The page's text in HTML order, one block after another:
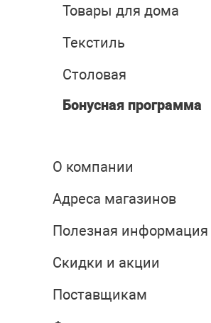
Товары для дома
Текстиль
Столовая
Бонусная программа
О компании
Адреса магазинов
Полезная информация
Скидки и акции
Поставщикам